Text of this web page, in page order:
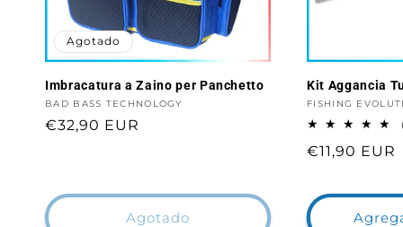
Agotado
Imbracatura a Zaino per Panchetto
Proveedor:
BAD BASS TECHNOLOGY
Precio
€32,90 EUR
Agotado
Kit Aggancia
Proveedor:
FISHING
Precio
€11,90 EUR